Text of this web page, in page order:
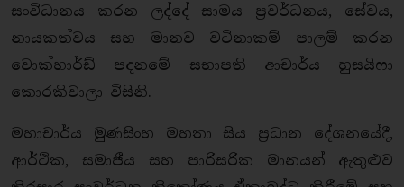
සංවිධානය කරන ලද්දේ සාමය ප්‍රවර්ධනය, සේවය,
නායකත්වය සහ මානව වටිනාකම් පාලම් කරන
වොක්හාර්ඩ් පදනමේ සභාපති ආචාර්ය හුසයිෆා
කොරකිවාලා විසිනි.
මහාචාර්ය මුණසිංහ මහතා සිය ප්‍රධාන දේශනයේදී,
ආර්ථික, සමාජීය සහ පාරිසරික මානයන් ඇතුළුව